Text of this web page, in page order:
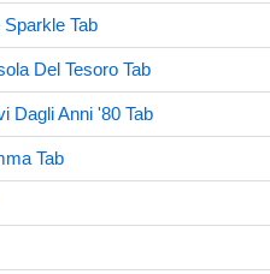
Tab
Del Tesoro Tab
Dagli Anni '80 Tab
Tab